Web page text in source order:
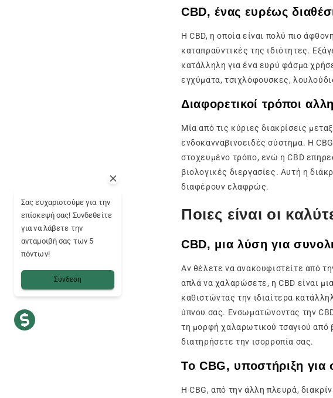
CBD, ένας ευρέως
Η CBD, η οποία είναι πολύ πιο
καταπραϋντικές της ιδιότητες.
κατάλληλη για ένα ευρύ φάσμα
εγχύματα, τσιχλόφουσκες,
Διαφορετικοί τρόποι
Μία από τις κύριες διακρίσεις
ενδοκανναβινοειδές σύστημα. Η
στοχευμένο τρόπο, ενώ η CBD
βιολογικές διεργασίες. Αυτή η
διαφέρουν ελαφρώς.
Ποιες είναι οι
CBD, μια λύση για
Αν θέλετε να ανακουφιστείτε από
απλά να χαλαρώσετε, η CBD είναι
καθιστώντας την ιδιαίτερα
ύπνου σας. Ενσωματώνοντας την
τη μορφή χαλαρωτικού τσαγιού από
διατηρήσετε την ισορροπία σας.
Το CBG, υποστήριξη για
Η CBG, από την άλλη πλευρά,
Σας ευχαριστούμε για την
επίσκεψή σας! Συνδεθείτε
για να λάβετε την
ανταμοιβή σας των 5
πόντων!
Σύνδεση